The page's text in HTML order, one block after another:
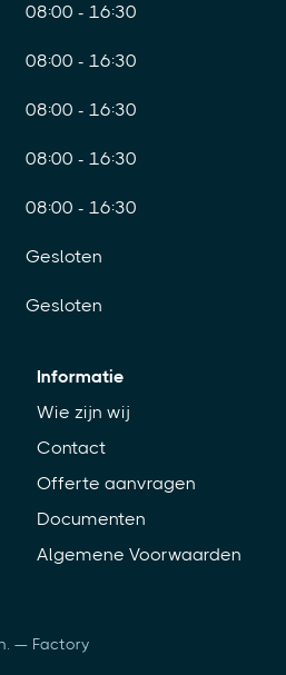
08:00 - 16:30
08:00 - 16:30
08:00 - 16:30
08:00 - 16:30
08:00 - 16:30
Gesloten
Gesloten
Informatie
Wie zijn wij
Contact
Offerte aanvragen
Documenten
Algemene Voorwaarden
— Factory